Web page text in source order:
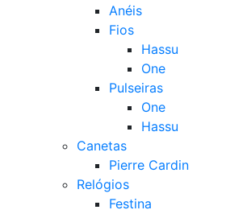
Anéis
Fios
Hassu
One
Pulseiras
One
Hassu
Canetas
Pierre Cardin
Relógios
Festina